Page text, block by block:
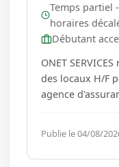
Temps partiel
horaires
Débutant
ONET
des locaux H/F
agence d'assurance Une expérience
rigueur,
requises 2 jours par semaine les mardis et les
jeudis 1H/j...
Publie le 04/08/